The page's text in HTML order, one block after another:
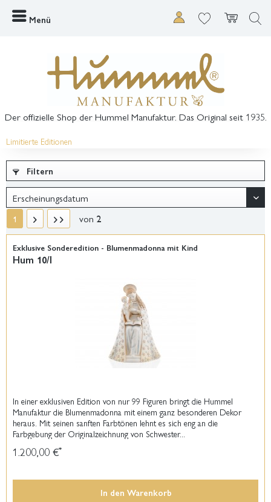
Menü
Der offizielle Shop der Hummel Manufaktur. Das Original seit 1935.
Limitierte Editionen
Filtern
1 von 2
Exklusive Sonderedition - Blumenmadonna mit Kind
Hum 10/I
In einer exklusiven Edition von nur 99 Figuren bringt die Hummel
Manufaktur die Blumenmadonna mit einem ganz besonderen Dekor
heraus. Mit seinen sanften Farbtönen lehnt es sich eng an die
Farbgebung der Originalzeichnung von Schwester...
1.200,00 €*
In den Warenkorb